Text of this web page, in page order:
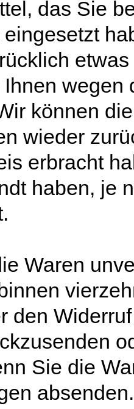
das Sie
wegen
können
wieder
erbracht
haben, je
Waren
den
Sie die
absenden.